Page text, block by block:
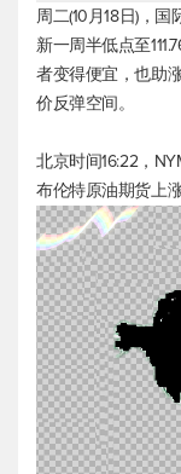
周二(10月18日)，
新一周半低点至
者变得便宜，也助
价反弹空间。
北京时间16:22，
布伦特原油期货上